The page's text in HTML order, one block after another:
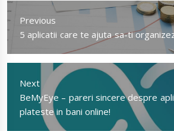
în
articole
Previous
Previous
5 aplicatii care te ajuta sa-ti
Next
Next
post:
BeMyEye – pareri sincere despre
plateste in bani online!